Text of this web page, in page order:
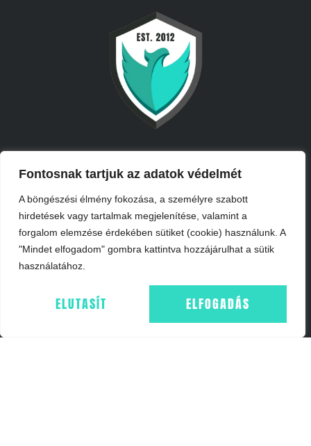
Fontosnak tartjuk az adatok védelmét
A böngészési élmény fokozása, a személyre szabott
hirdetések vagy tartalmak megjelenítése, valamint a
forgalom elemzése érdekében sütiket (cookie) használunk. A
"Mindet elfogadom" gombra kattintva hozzájárulhat a sütik
használatához.
ELUTASÍT ELFOGADÁS
INFORMÁCIÓK
IMPRESSZUM
ÁSZF
COOKIE NYILATKOZAT